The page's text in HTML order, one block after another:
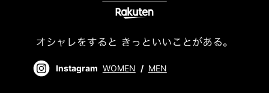
Instagram WOMEN / MEN